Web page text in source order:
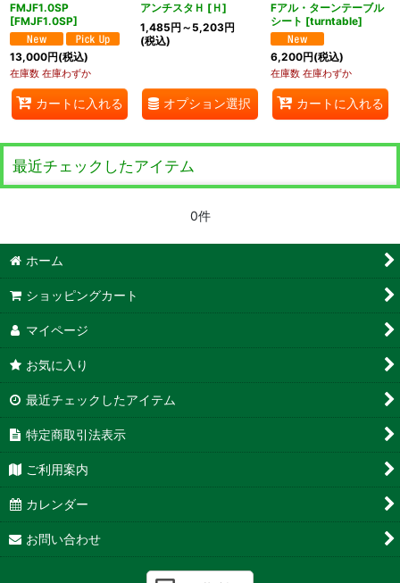
FMJF1.0SP
[FMJF1.0SP]
13,000円(税込)
在庫数 在庫わずか
カートに入れる
アンチスタＨ [Ｈ]
1,485円 ～5,203円
(税込)
オプション選択
Fアル・ターンテーブル
シート [turntable]
6,200円(税込)
在庫数 在庫わずか
カートに入れる
最近チェックしたアイテム
0件
ホーム
ショッピングカート
マイページ
お気に入り
最近チェックしたアイテム
特定商取引法表示
ご利用案内
カレンダー
お問い合わせ